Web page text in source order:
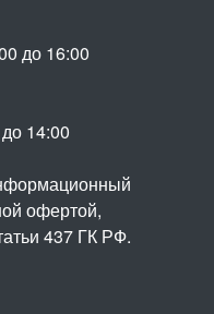
до 16:00
14:00
офертой,
437 ГК РФ.